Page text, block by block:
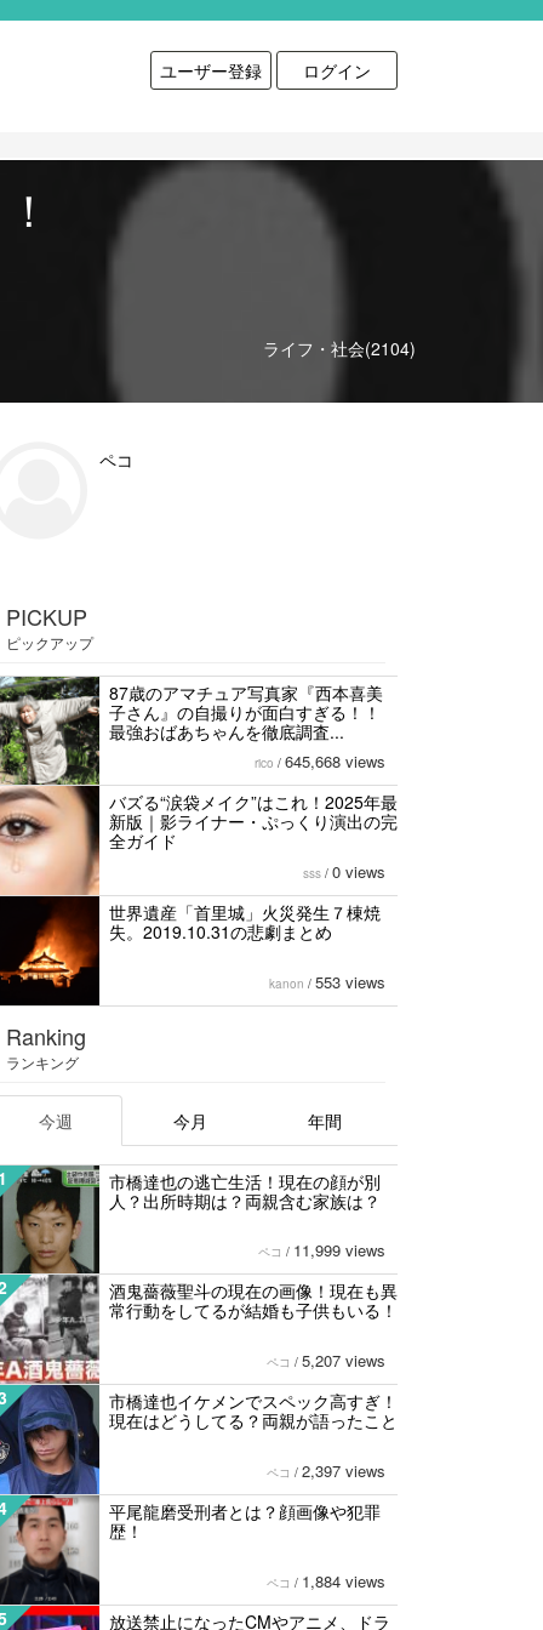
ユーザー登録 ログイン
ライフ・社会(2104)
ペコ
PICKUP
ピックアップ
87歳のアマチュア写真家『西本喜美
子さん』の自撮りが面白すぎる！！
最強おばあちゃんを徹底調査...
rico / 645,668 views
バズる“涙袋メイク”はこれ！2025年最
新版｜影ライナー・ぷっくり演出の完
全ガイド
sss / 0 views
世界遺産「首里城」火災発生７棟焼
失。2019.10.31の悲劇まとめ
kanon / 553 views
Ranking
ランキング
今週 今月 年間
市橋達也の逃亡生活！現在の顔が別
人？出所時期は？両親含む家族は？
ペコ / 11,999 views
酒鬼薔薇聖斗の現在の画像！現在も異
常行動をしてるが結婚も子供もいる！
ペコ / 5,207 views
市橋達也イケメンでスペック高すぎ！
現在はどうしてる？両親が語ったこと
ペコ / 2,397 views
平尾龍磨受刑者とは？顔画像や犯罪
歴！
ペコ / 1,884 views
放送禁止になったCMやアニメ、ドラ